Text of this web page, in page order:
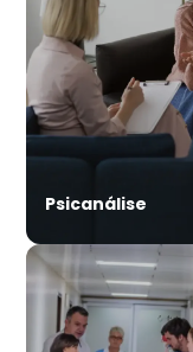
Psicanálise